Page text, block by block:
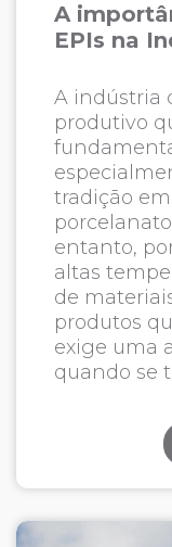
A
EPIs na
A indústria
produtivo
tradição
entanto,
altas
de
produtos
exige uma
quando se